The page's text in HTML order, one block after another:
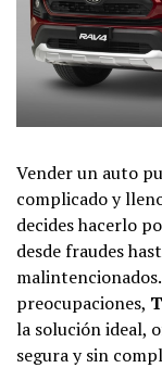
Vender un auto
complicado y
decides hacerlo
desde fraudes
preocupaciones,
la solución ideal,
segura y sin